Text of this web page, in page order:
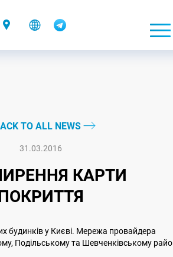
TO ALL NEWS
31.03.2016
КАРТИ
будинків у Києві. Мережа провайдера
Подільському та Шевченківському